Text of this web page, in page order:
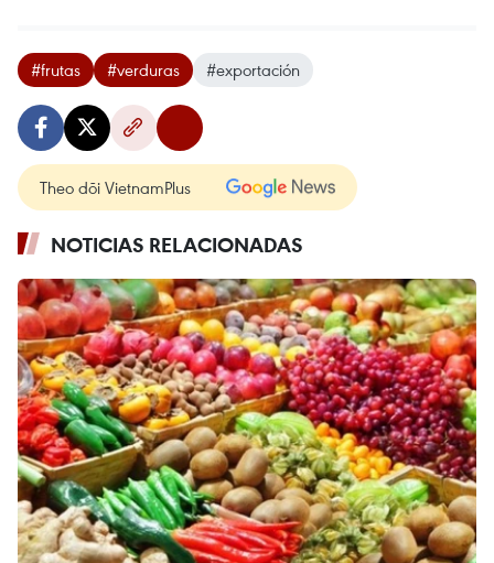
#frutas #verduras #exportación
Theo dõi VietnamPlus
NOTICIAS RELACIONADAS